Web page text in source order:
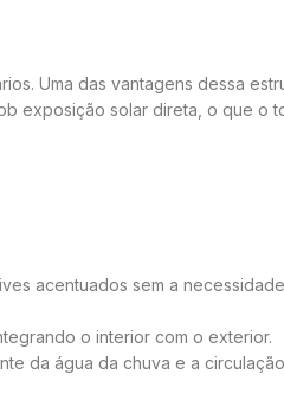
Uma das vantagens dessa
exposição solar direta, o que o
acentuados sem a
o interior com o exterior.
da água da chuva e a